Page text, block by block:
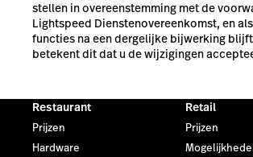
stellen in overeenstemming met de
Lightspeed Dienstenovereenkomst, en
functies na een dergelijke bijwerking
betekent dit dat u de wijzigingen
Restaurant
Prijzen
Hardware
Retail
Prijzen